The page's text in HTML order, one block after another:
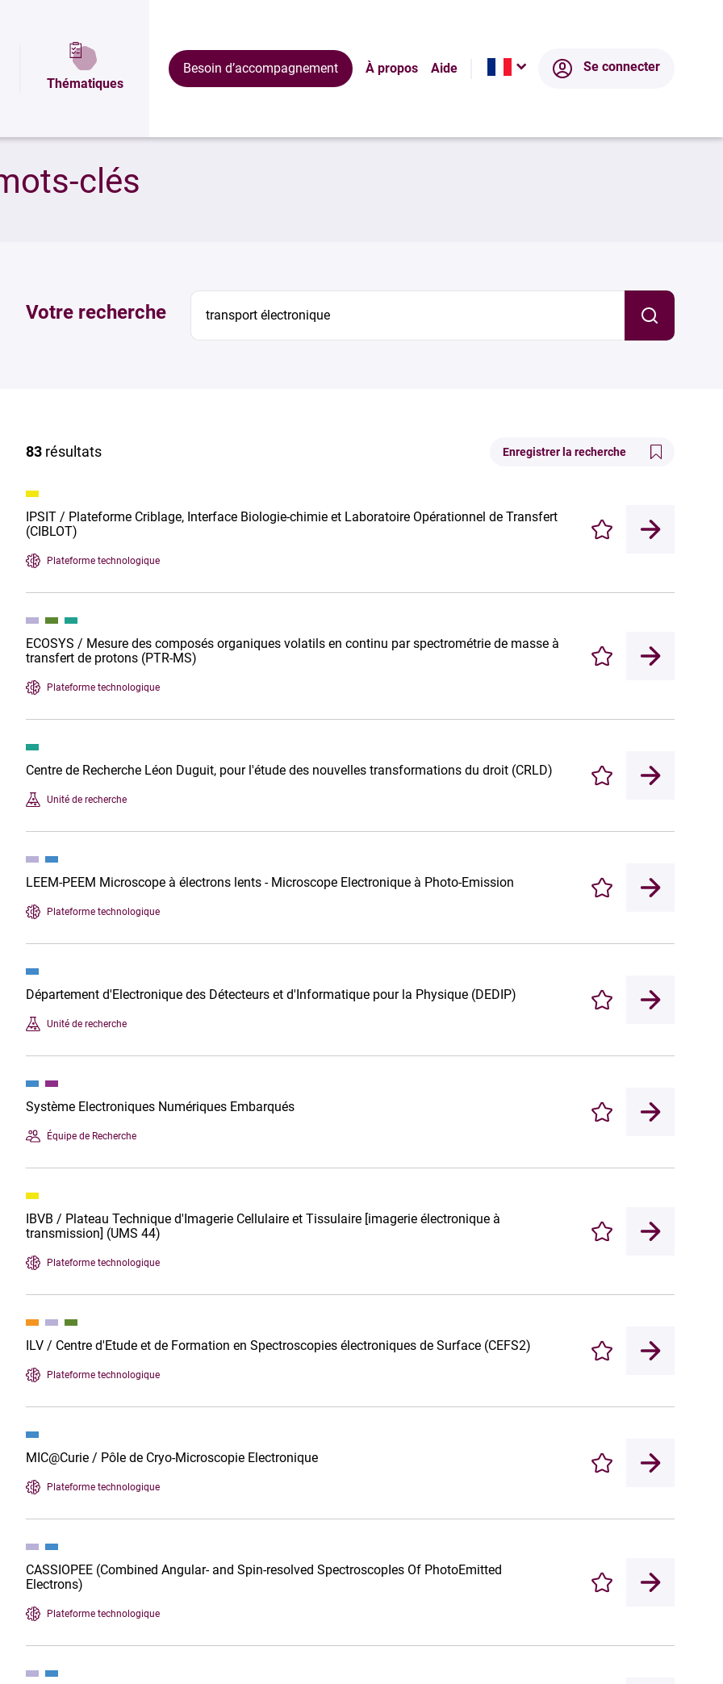
Thématiques
Besoin d’accompagnement À propos Aide Se connecter
clés
Votre recherche
83 résultats Enregistrer la recherche
IPSIT / Plateforme Criblage, Interface Biologie-chimie et Laboratoire Opérationnel de Transfert
(CIBLOT)
Plateforme technologique
Enregistrer
ECOSYS / Mesure des composés organiques volatils en continu par spectrométrie de masse à
transfert de protons (PTR-MS)
Plateforme technologique
Enregistrer
Centre de Recherche Léon Duguit, pour l'étude des nouvelles transformations du droit (CRLD)
Unité de recherche
Enregistrer
LEEM-PEEM Microscope à électrons lents - Microscope Electronique à Photo-Emission
Plateforme technologique
Enregistrer
Département d'Electronique des Détecteurs et d'Informatique pour la Physique (DEDIP)
Unité de recherche
Enregistrer
Système Electroniques Numériques Embarqués
Équipe de Recherche
Enregistrer
IBVB / Plateau Technique d'Imagerie Cellulaire et Tissulaire [imagerie électronique à
transmission] (UMS 44)
Plateforme technologique
Enregistrer
ILV / Centre d'Etude et de Formation en Spectroscopies électroniques de Surface (CEFS2)
Plateforme technologique
Enregistrer
MIC@Curie / Pôle de Cryo-Microscopie Electronique
Plateforme technologique
Enregistrer
CASSIOPEE (Combined Angular- and Spin-resolved SpectroscopIes Of PhotoEmitted
Electrons)
Plateforme technologique
Enregistrer